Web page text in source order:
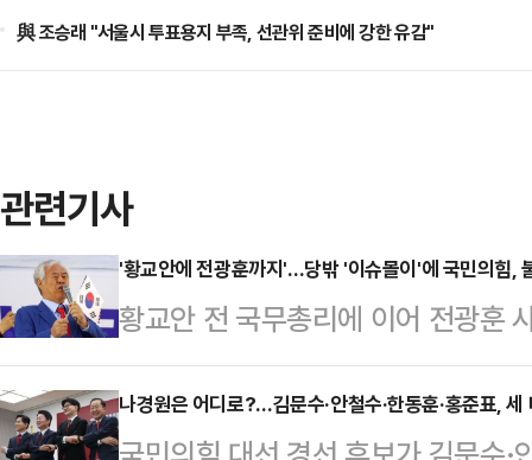
與 조승래 "서울시 투표용지 부족, 선관위 준비에 강한 유감"
관련기사
'황교안에 전광훈까지'…당밖 '이슈몰이'에 국민의힘,
황교안 전 국무총리에 이어 전광훈
다는 얘기에 국민의힘이 불편한 기
표가 갈라지면서 정권재창출에 어
나경원은 어디로?…김문수·안철수·한동훈·홍준표,